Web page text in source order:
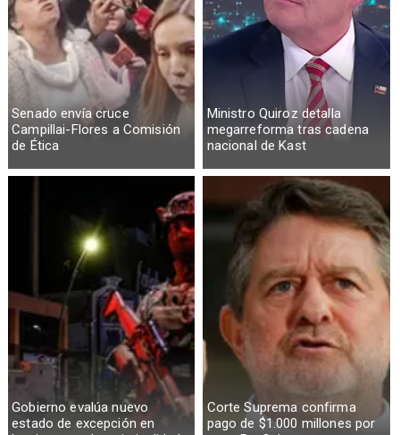
Senado envía cruce
Campillai-Flores a Comisión
de Ética
Ministro Quiroz detalla
megarreforma tras cadena
nacional de Kast
Gobierno evalúa nuevo
estado de excepción en
Corte Suprema confirma
pago de $1.000 millones por